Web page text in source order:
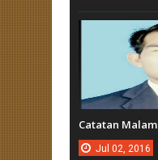
Catatan Malam
Jul 02, 2016